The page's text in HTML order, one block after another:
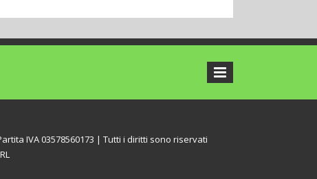
IVA 03578560173 | Tutti i diritti sono riservati